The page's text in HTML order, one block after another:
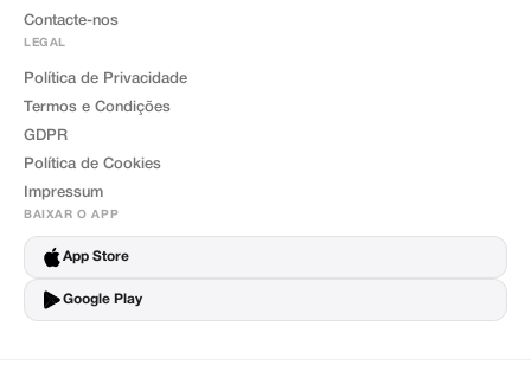
Contacte-nos
LEGAL
Política de Privacidade
Termos e Condições
GDPR
Política de Cookies
Impressum
BAIXAR O APP
App Store
Google Play